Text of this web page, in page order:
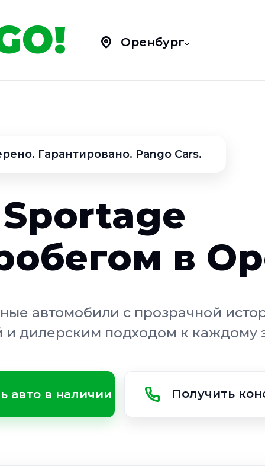
Оренбург
Гарантировано. Pango Cars.
в
автомобили с прозрачной
и дилерским подходом к каждому
авто в наличии Получить